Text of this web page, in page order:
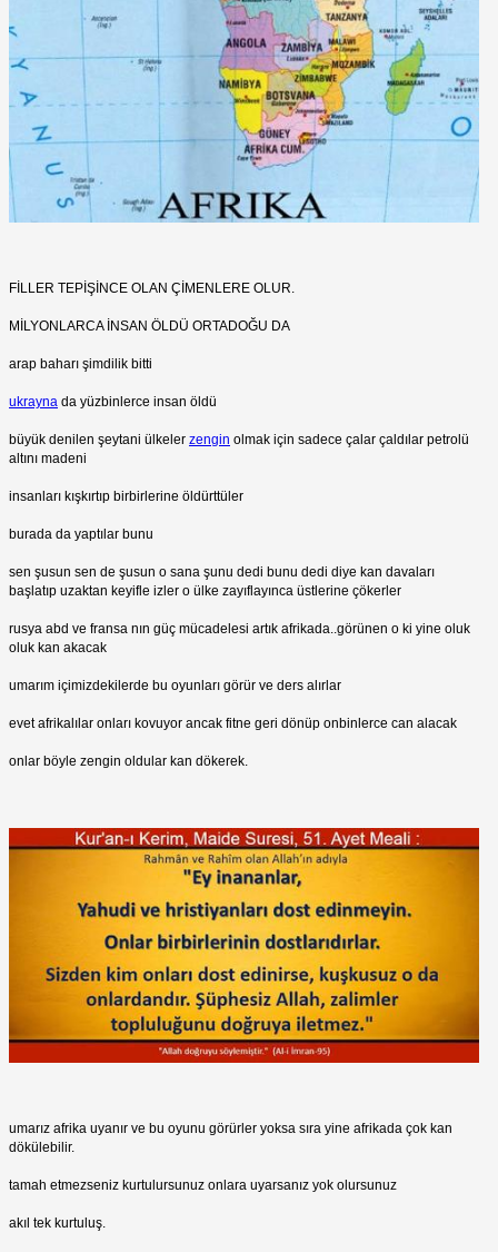
FİLLER TEPİŞİNCE OLAN ÇİMENLERE OLUR.
MİLYONLARCA İNSAN ÖLDÜ ORTADOĞU DA
arap baharı şimdilik bitti
ukrayna da yüzbinlerce insan öldü
büyük denilen şeytani ülkeler zengin olmak için sadece çalar çaldılar petrolü
altını madeni
insanları kışkırtıp birbirlerine öldürttüler
burada da yaptılar bunu
sen şusun sen de şusun o sana şunu dedi bunu dedi diye kan davaları
başlatıp uzaktan keyifle izler o ülke zayıflayınca üstlerine çökerler
rusya abd ve fransa nın güç mücadelesi artık afrikada..görünen o ki yine oluk
oluk kan akacak
umarım içimizdekilerde bu oyunları görür ve ders alırlar
evet afrikalılar onları kovuyor ancak fitne geri dönüp onbinlerce can alacak
onlar böyle zengin oldular kan dökerek.
umarız afrika uyanır ve bu oyunu görürler yoksa sıra yine afrikada çok kan
dökülebilir.
tamah etmezseniz kurtulursunuz onlara uyarsanız yok olursunuz
akıl tek kurtuluş.